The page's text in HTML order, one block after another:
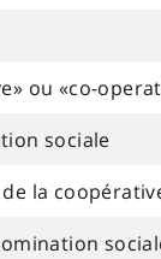
ou «co-
sociale
la